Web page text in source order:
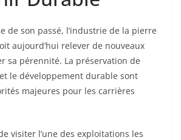
de son passé, l’industrie de la pierre
aujourd’hui relever de nouveaux
sa pérennité. La préservation de
le développement durable sont
majeures pour les carrières
visiter l’une des exploitations les